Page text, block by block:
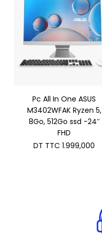
Pc All In One ASUS
M3402WFAK Ryzen 5,
8Go, 512Go ssd -24″
FHD
DT TTC 1.999,000